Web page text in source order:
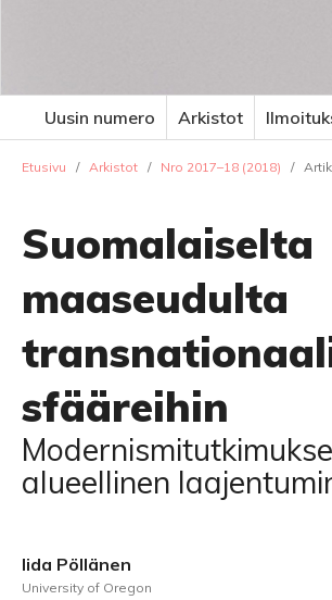
Uusin numero Arkistot
Etusivu / Arkistot / Nro 2017–18 (2018) /
Suomalaiselta
maaseudulta
sfääreihin
alueellinen
Iida Pöllänen
University of Oregon